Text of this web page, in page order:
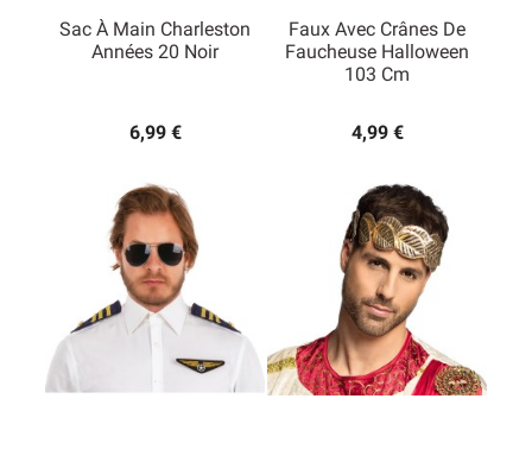
Sac À Main Charleston
Années 20 Noir
6,99 €
Faux Avec Crânes De
Faucheuse Halloween
103 Cm
4,99 €